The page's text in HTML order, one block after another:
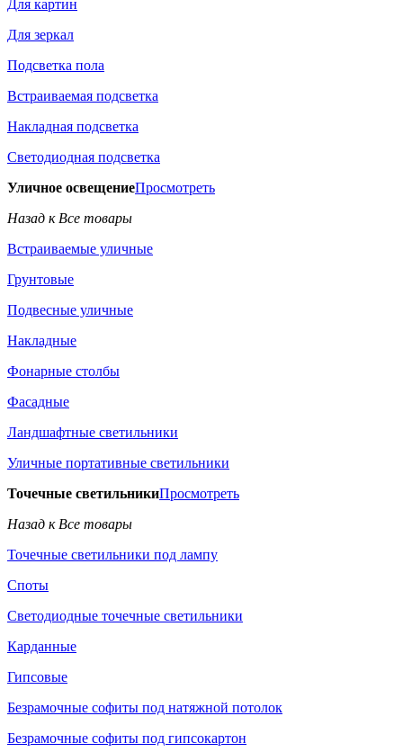
Для картин
Для зеркал
Подсветка пола
Встраиваемая подсветка
Накладная подсветка
Светодиодная подсветка
Уличное освещениеПросмотреть
Назад к Все товары
Встраиваемые уличные
Грунтовые
Подвесные уличные
Накладные
Фонарные столбы
Фасадные
Ландшафтные светильники
Уличные портативные светильники
Точечные светильникиПросмотреть
Назад к Все товары
Точечные светильники под лампу
Споты
Светодиодные точечные светильники
Карданные
Гипсовые
Безрамочные софиты под натяжной потолок
Безрамочные софиты под гипсокартон